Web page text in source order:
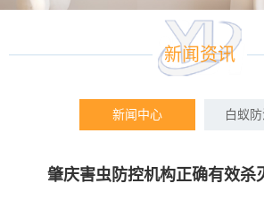
新闻资讯
新闻中心 白蚁
肇庆害虫防控机构正确有效杀